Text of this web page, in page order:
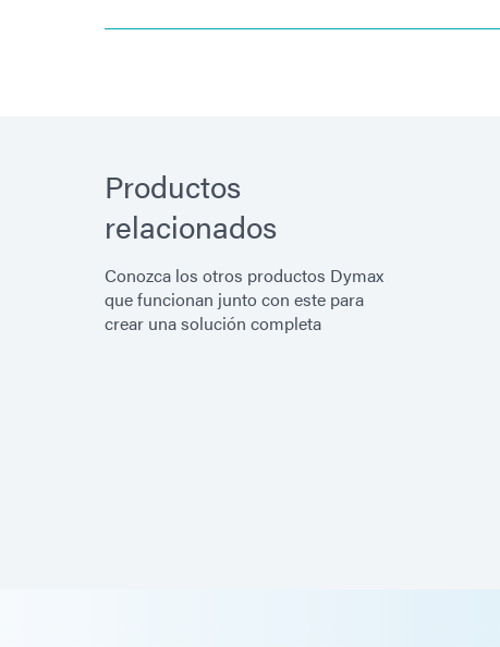
Productos
relacionados
Conozca los otros productos Dymax
que funcionan junto con este para
crear una solución completa